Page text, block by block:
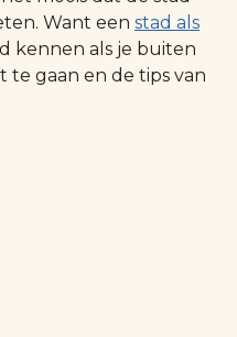
Want een stad als
kennen als je buiten
gaan en de tips van